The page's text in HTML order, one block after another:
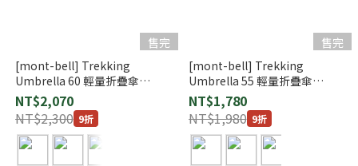
售完
[mont-bell] Trekking
Umbrella 60 輕量折疊傘
(1128702)
NT$2,070
NT$2,300 9折
售完
[mont-bell] Trekking
Umbrella 55 輕量折疊傘
(1128701)
NT$1,780
NT$1,980 9折